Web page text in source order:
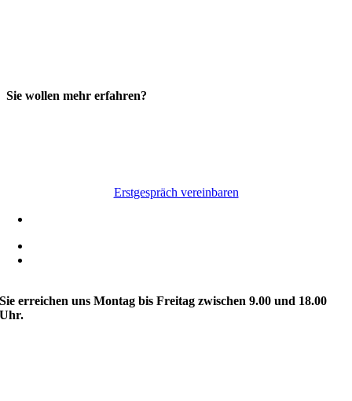
Sie wollen mehr erfahren?
Erstgespräch vereinbaren
Sie erreichen uns Montag bis Freitag zwischen 9.00 und 18.00
Uhr.